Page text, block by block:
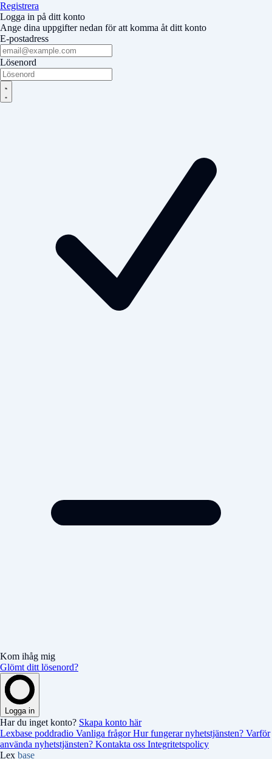
Registrera
Logga in på ditt konto
Ange dina uppgifter nedan för att komma åt ditt konto
E-postadress
Lösenord
Kom ihåg mig
Glömt ditt lösenord?
Logga in
Har du inget konto? Skapa konto här
Lexbase poddradio Vanliga frågorHur fungerar nyhetstjänsten? Varför
använda nyhetstjänsten? Kontakta oss Integritetspolicy
Lex base